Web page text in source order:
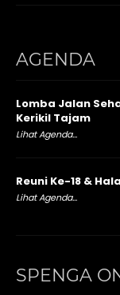
AGENDA
Lomba Jalan
Kerikil Tajam
Lihat Agenda...
Reuni Ke-18 &
Lihat Agenda...
SPENGA